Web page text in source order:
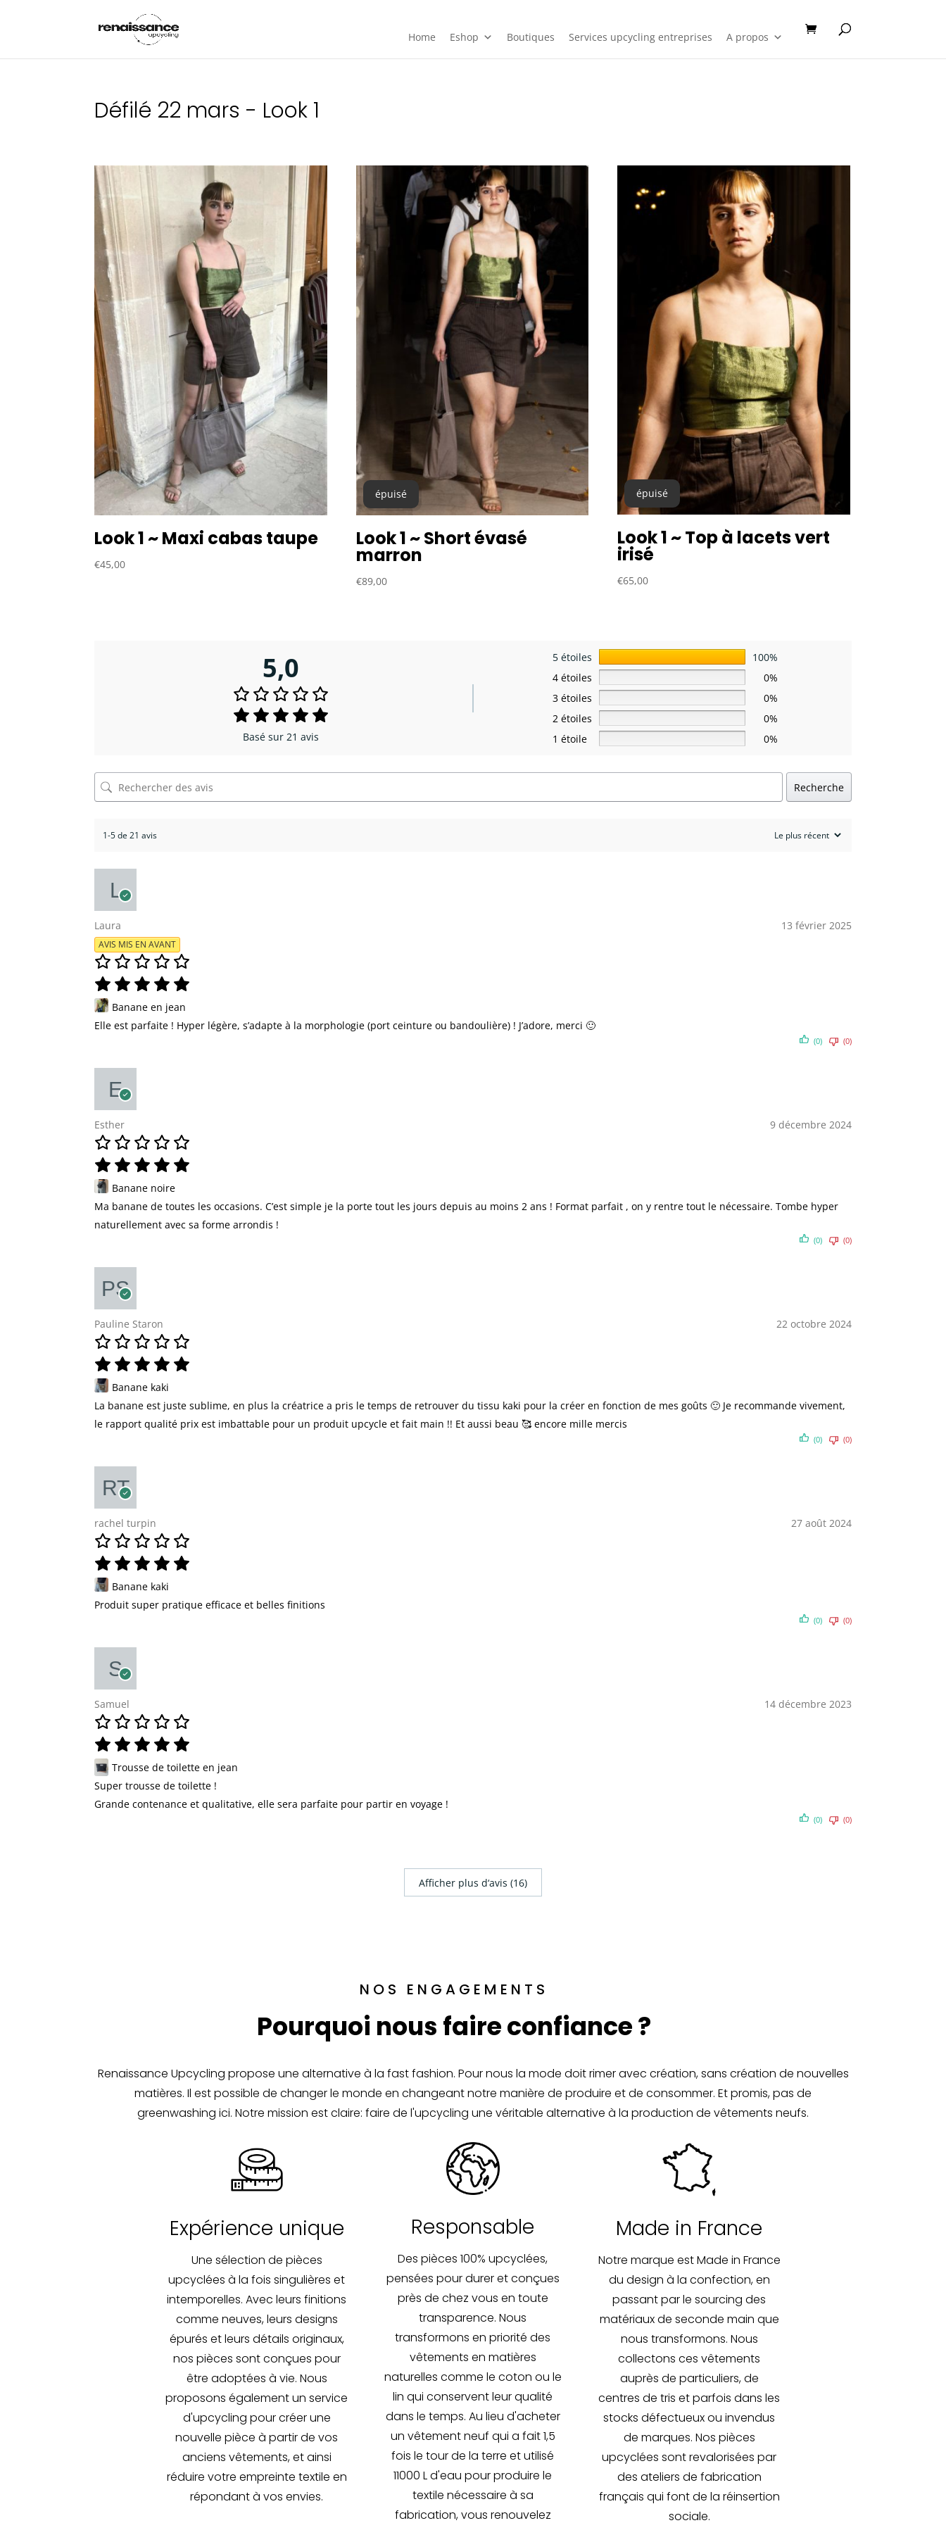
Home Eshop Boutiques Services upcycling entreprises A propos
Défilé 22 mars - Look 1
Look 1 ~ Maxi cabas taupe
€45,00
épuisé
Look 1 ~ Short évasé
marron
€89,00
épuisé
Look 1 ~ Top à lacets vert
irisé
€65,00
5,0
Basé sur 21 avis
5 étoiles
100%
4 étoiles
0%
3 étoiles
0%
2 étoiles
0%
1 étoile
0%
Recherche
1-5 de 21 avis
Laura
AVIS MIS EN AVANT
13 février 2025
Banane en jean
Elle est parfaite ! Hyper légère, s’adapte à la morphologie (port ceinture ou bandoulière) ! J’adore, merci 🙂
(0) (0)
Esther 9 décembre 2024
Banane noire
Ma banane de toutes les occasions. C’est simple je la porte tout les jours depuis au moins 2 ans ! Format parfait , on y rentre tout le nécessaire. Tombe hyper
naturellement avec sa forme arrondis !
(0) (0)
Pauline Staron 22 octobre 2024
Banane kaki
La banane est juste sublime, en plus la créatrice a pris le temps de retrouver du tissu kaki pour la créer en fonction de mes goûts 🙂 Je recommande vivement,
le rapport qualité prix est imbattable pour un produit upcycle et fait main !! Et aussi beau 🥰 encore mille mercis
(0) (0)
rachel turpin 27 août 2024
Banane kaki
Produit super pratique efficace et belles finitions
(0) (0)
Samuel 14 décembre 2023
Trousse de toilette en jean
Super trousse de toilette !
Grande contenance et qualitative, elle sera parfaite pour partir en voyage !
(0) (0)
Afficher plus d‘avis (16)
NOS ENGAGEMENTS
Pourquoi nous faire confiance ?
Renaissance Upcycling propose une alternative à la fast fashion. Pour nous la mode doit rimer avec création, sans création de nouvelles
matières. Il est possible de changer le monde en changeant notre manière de produire et de consommer. Et promis, pas de
greenwashing ici. Notre mission est claire: faire de l'upcycling une véritable alternative à la production de vêtements neufs.
Expérience unique
Une sélection de pièces
upcyclées à la fois singulières et
intemporelles. Avec leurs finitions
comme neuves, leurs designs
épurés et leurs détails originaux,
nos pièces sont conçues pour
être adoptées à vie. Nous
proposons également un service
d'upcycling pour créer une
nouvelle pièce à partir de vos
anciens vêtements, et ainsi
réduire votre empreinte textile en
répondant à vos envies.
Responsable
Des pièces 100% upcyclées,
pensées pour durer et conçues
près de chez vous en toute
transparence. Nous
transformons en priorité des
vêtements en matières
naturelles comme le coton ou le
lin qui conservent leur qualité
dans le temps. Au lieu d'acheter
un vêtement neuf qui a fait 1,5
fois le tour de la terre et utilisé
11000 L d'eau pour produire le
textile nécessaire à sa
fabrication, vous renouvelez
Made in France
Notre marque est Made in France
du design à la confection, en
passant par le sourcing des
matériaux de seconde main que
nous transformons. Nous
collectons ces vêtements
auprès de particuliers, de
centres de tris et parfois dans les
stocks défectueux ou invendus
de marques. Nos pièces
upcyclées sont revalorisées par
des ateliers de fabrication
français qui font de la réinsertion
sociale.